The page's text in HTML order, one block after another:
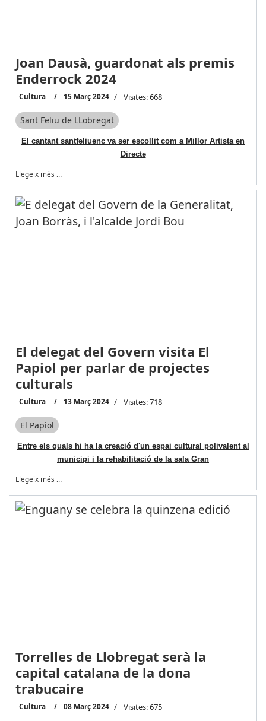
Joan Dausà, guardonat als premis
Enderrock 2024
Cultura 15 Març 2024 Visites: 668
Sant Feliu de LLobregat
El cantant santfeliuenc va ser escollit com a Millor Artista en
Directe
Llegeix més …
El delegat del Govern visita El
Papiol per parlar de projectes
culturals
Cultura 13 Març 2024 Visites: 718
El Papiol
Entre els quals hi ha la creació d'un espai cultural polivalent al
municipi i la rehabilitació de la sala Gran
Llegeix més …
Torrelles de Llobregat serà la
capital catalana de la dona
trabucaire
Cultura 08 Març 2024 Visites: 675